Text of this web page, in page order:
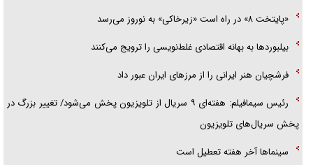
«پایتخت ۸» در راه است «زیرخاکی» به نوروز می‌رسد
بیلبورد‌ها به بهانه اقتصادی غلط‌نویسی را ترویج می‌کنند
فرشچیان هنر ایرانی را از مرز‌های ایران عبور داد
رئیس سیمافیلم: هفته‌ای ۹ سریال از تلویزیون پخش می‌شود/ تغییر بزرگ در
پخش سریال‌های تلویزیون
سینماها آخر هفته تعطیل است